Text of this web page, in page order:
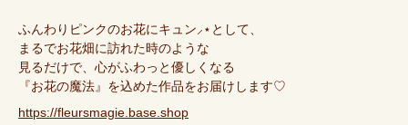
ふんわりピンクのお花にキュン⸝⋆として、
まるでお花畑に訪れた時のような
見るだけで、心がふわっと優しくなる
『お花の魔法』を込めた作品をお届けします♡
https://fleursmagie.base.shop